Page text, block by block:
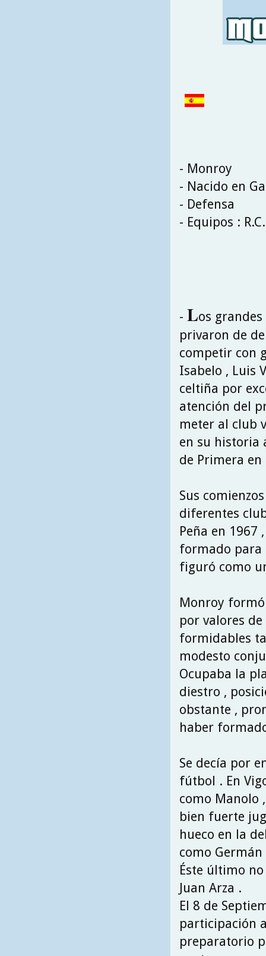
- Monroy
- Nacido en
- Defensa
- Equipos :
- Los
privaron de
competir con
Isabelo , Luis
celtiña por
atención del
meter al club
en su historia
de Primera
Sus
diferentes
Peña en 1967
formado para
figuró como
Monroy
por valores
formidables
modesto
Ocupaba la
diestro ,
obstante ,
haber
Se decía por
fútbol . En
como Manolo
bien fuerte
hueco en la
como
Éste último
Juan Arza .
El 8 de
participación
preparatorio